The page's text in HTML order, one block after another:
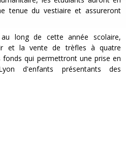
tenue du vestiaire et assureront
long de cette année scolaire,
et la vente de trèfles à quatre
qui permettront une prise en
d'enfants présentants des